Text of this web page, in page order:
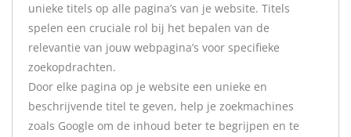
unieke titels op alle pagina’s van je website. Titels
spelen een cruciale rol bij het bepalen van de
relevantie van jouw webpagina’s voor specifieke
zoekopdrachten.
Door elke pagina op je website een unieke en
beschrijvende titel te geven, help je zoekmachines
zoals Google om de inhoud beter te begrijpen en te